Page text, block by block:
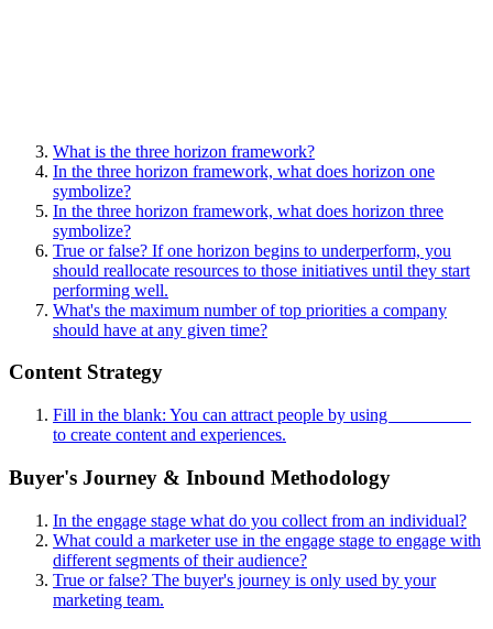
What is the three horizon framework?
In the three horizon framework, what does horizon one
symbolize?
In the three horizon framework, what does horizon three
symbolize?
True or false? If one horizon begins to underperform, you
should reallocate resources to those initiatives until they start
performing well.
What's the maximum number of top priorities a company
should have at any given time?
Content Strategy
Fill in the blank: You can attract people by using _________
to create content and experiences.
Buyer's Journey & Inbound Methodology
In the engage stage what do you collect from an individual?
What could a marketer use in the engage stage to engage with
different segments of their audience?
True or false? The buyer's journey is only used by your
marketing team.